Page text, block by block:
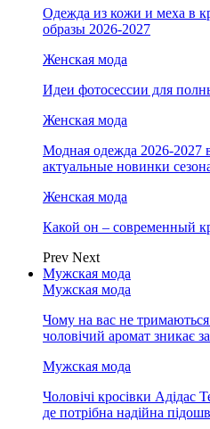
Одежда из кожи и меха в
образы 2026-2027
Женская мода
Идеи фотосессии для
Женская мода
Модная одежда 2026-2027
актуальные новинки
Женская мода
Какой он – современный
Prev Next
Мужская мода
Мужская мода
Чому на вас не
чоловічий аромат зникає
Мужская мода
Чоловічі кросівки Адідас
де потрібна надійна